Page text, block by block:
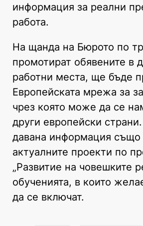
информация за реални
работа.
На щанда на Бюрото по
промотират обявените в
работни места, ще бъде
Европейската мрежа за
чрез която може да се
други европейски
давана информация също
актуалните проекти по
„Развитие на човешките
обученията, в които
да се включат.